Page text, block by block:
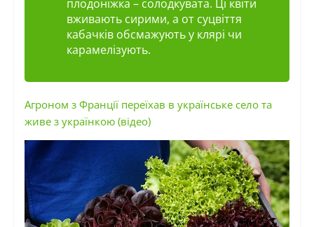
плодоніжка – солодкувата. Ці квіти
вживають сирими, а от суцвіття
кабачків обсмажують у клярі чи
карамелізують.
Агроном з Франції переїхав в українське село та
живе з українкою (відео)